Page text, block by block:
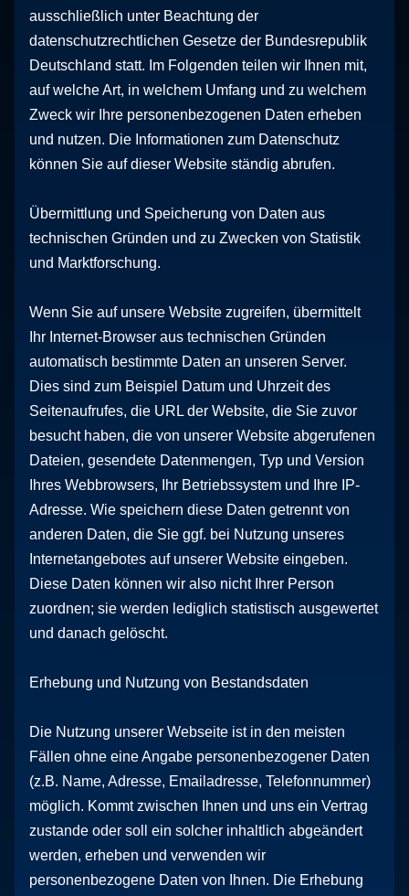
ausschließlich unter Beachtung der
datenschutzrechtlichen Gesetze der Bundesrepublik
Deutschland statt. Im Folgenden teilen wir Ihnen mit,
auf welche Art, in welchem Umfang und zu welchem
Zweck wir Ihre personenbezogenen Daten erheben
und nutzen. Die Informationen zum Datenschutz
können Sie auf dieser Website ständig abrufen.
Übermittlung und Speicherung von Daten aus
technischen Gründen und zu Zwecken von Statistik
und Marktforschung.
Wenn Sie auf unsere Website zugreifen, übermittelt
Ihr Internet-Browser aus technischen Gründen
automatisch bestimmte Daten an unseren Server.
Dies sind zum Beispiel Datum und Uhrzeit des
Seitenaufrufes, die URL der Website, die Sie zuvor
besucht haben, die von unserer Website abgerufenen
Dateien, gesendete Datenmengen, Typ und Version
Ihres Webbrowsers, Ihr Betriebssystem und Ihre IP-
Adresse. Wie speichern diese Daten getrennt von
anderen Daten, die Sie ggf. bei Nutzung unseres
Internetangebotes auf unserer Website eingeben.
Diese Daten können wir also nicht Ihrer Person
zuordnen; sie werden lediglich statistisch ausgewertet
und danach gelöscht.
Erhebung und Nutzung von Bestandsdaten
Die Nutzung unserer Webseite ist in den meisten
Fällen ohne eine Angabe personenbezogener Daten
(z.B. Name, Adresse, Emailadresse, Telefonnummer)
möglich. Kommt zwischen Ihnen und uns ein Vertrag
zustande oder soll ein solcher inhaltlich abgeändert
werden, erheben und verwenden wir
personenbezogene Daten von Ihnen. Die Erhebung